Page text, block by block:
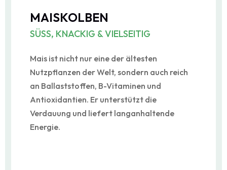
MAISKOLBEN
SÜSS, KNACKIG & VIELSEITIG
Mais ist nicht nur eine der ältesten
Nutzpflanzen der Welt, sondern auch reich
an Ballaststoffen, B-Vitaminen und
Antioxidantien. Er unterstützt die
Verdauung und liefert langanhaltende
Energie.